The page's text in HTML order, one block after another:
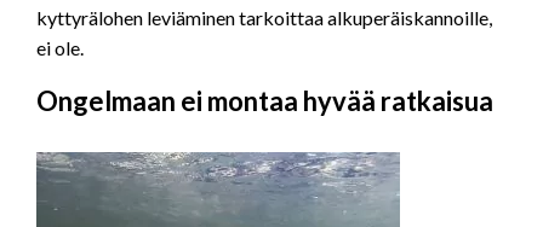
kyttyrälohen leviäminen tarkoittaa alkuperäiskannoille,
ei ole.
Ongelmaan ei montaa hyvää ratkaisua